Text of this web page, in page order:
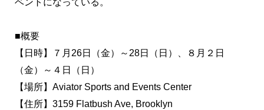
■概要
【日時】７月26日（金）～28日（日）、８月２日
（金）～４日（日）
【場所】Aviator Sports and Events Center
【住所】3159 Flatbush Ave, Brooklyn